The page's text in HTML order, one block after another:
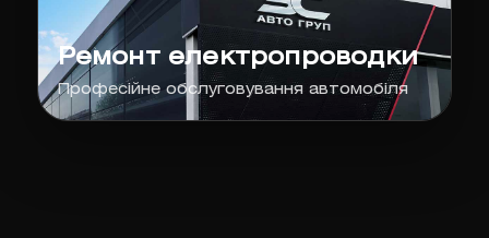
Ремонт електропроводки
Професійне обслуговування автомобіля